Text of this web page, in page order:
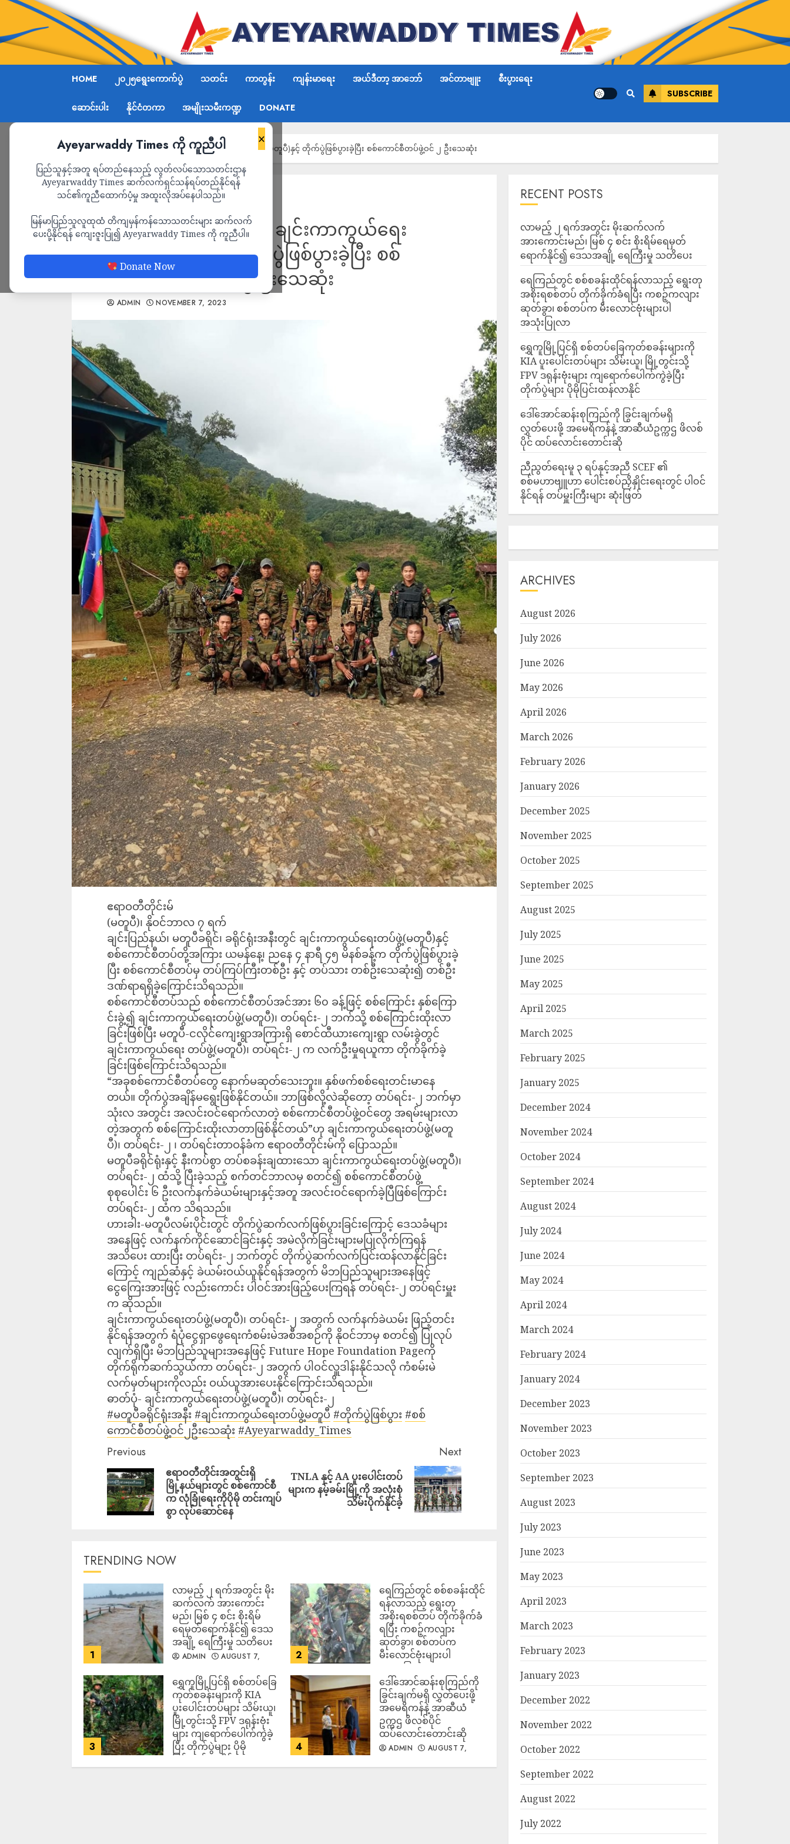
HOME ၂၀၂၅ရွေးကောက်ပွဲ သတင်း ကာတွန်း ကျန်းမာရေး အယ်ဒီတာ့ အာဘော် အင်တာဗျူး စီးပွားရေး
ဆောင်းပါး နိုင်ငံတကာ အမျိုးသမီးကဏ္ဍ DONATE
SUBSCRIBE
×
Ayeyarwaddy Times ကို ကူညီပါ
ပြည်သူနှင့်အတူ ရပ်တည်နေသည့် လွတ်လပ်သောသတင်းဌာန
Ayeyarwaddy Times ဆက်လက်ရှင်သန်ရပ်တည်နိုင်ရန်
သင်၏ကူညီထောက်ပံ့မှု အထူးလိုအပ်နေပါသည်။
မြန်မာပြည်သူလူထုထံ တိကျမှန်ကန်သောသတင်းများ ဆက်လက်
ပေးပို့နိုင်ရန် ကျေးဇူးပြု၍ Ayeyarwaddy Times ကို ကူညီပါ။
Donate Now
Home မတူပီခရိုင်ရုံးအနီးတွင် ချင်းကာကွယ်ရေးတပ်ဖွဲ့(မတူပီ)နှင့် တိုက်ပွဲဖြစ်ပွားခဲ့ပြီး စစ်ကောင်စီတပ်ဖွဲ့ဝင် ၂ ဦးသေဆုံး
သတင်း
မတူပီခရိုင်ရုံးအနီးတွင် ချင်းကာကွယ်ရေး
တပ်ဖွဲ့(မတူပီ)နှင့် တိုက်ပွဲဖြစ်ပွားခဲ့ပြီး စစ်
ကောင်စီတပ်ဖွဲ့ဝင် ၂ ဦးသေဆုံး
ADMIN NOVEMBER 7, 2023
ဧရာဝတီတိုင်းမ်
(မတူပီ)၊ နိုဝင်ဘာလ ၇ ရက်
ချင်းပြည်နယ်၊ မတူပီခရိုင်၊ ခရိုင်ရုံးအနီးတွင် ချင်းကာကွယ်ရေးတပ်ဖွဲ့(မတူပီ)နှင့်
စစ်ကောင်စီတပ်တို့အကြား ယမန်နေ့၊ ညနေ ၄ နာရီ ၄၅ မိနစ်ခန့်က တိုက်ပွဲဖြစ်ပွားခဲ့
ပြီး စစ်ကောင်စီတပ်မှ တပ်ကြပ်ကြီးတစ်ဦး နှင့် တပ်သား တစ်ဦးသေဆုံး၍ တစ်ဦး
ဒဏ်ရာရရှိခဲ့ကြောင်းသိရသည်။
စစ်ကောင်စီတပ်သည် စစ်ကောင်စီတပ်အင်အား ၆၀ ခန့်ဖြင့် စစ်ကြောင်း နှစ်ကြော
င်းခွဲ့၍ ချင်းကာကွယ်ရေးတပ်ဖွဲ့(မတူပီ)၊ တပ်ရင်း-၂ ဘက်သို့ စစ်ကြောင်းထိုးလာ
ခြင်းဖြစ်ပြီး မတူပီ-ငလိုင်ကျေးရွာအကြားရှိ စောင်ထီယားကျေးရွာ လမ်းခွဲတွင်
ချင်းကာကွယ်ရေး တပ်ဖွဲ့(မတူပီ)၊ တပ်ရင်း-၂ က လက်ဦးမှုရယူကာ တိုက်ခိုက်ခဲ့
ခြင်းဖြစ်ကြောင်းသိရသည်။
“အခုစစ်ကောင်စီတပ်တွေ နောက်မဆုတ်သေးဘူး။ နှစ်ဖက်စစ်ရေးတင်းမာနေ
တယ်။ တိုက်ပွဲအချိန်မရွေးဖြစ်နိုင်တယ်။ ဘာဖြစ်လို့လဲဆိုတော့ တပ်ရင်း-၂ ဘက်မှာ
သုံးလ အတွင်း အလင်းဝင်ရောက်လာတဲ့ စစ်ကောင်စီတပ်ဖွဲ့ဝင်တွေ အရမ်းများလာ
တဲ့အတွက် စစ်ကြောင်းထိုးလာတာဖြစ်နိုင်တယ်”ဟု ချင်းကာကွယ်ရေးတပ်ဖွဲ့(မတူ
ပီ)၊ တပ်ရင်း-၂ ၊ တပ်ရင်းတာဝန်ခံက ဧရာဝတီတိုင်းမ်ကို ပြောသည်။
မတူပီခရိုင်ရုံးနှင့် နီးကပ်စွာ တပ်စခန်းချထားသော ချင်းကာကွယ်ရေးတပ်ဖွဲ့(မတူပီ)၊
တပ်ရင်း-၂ ထံသို့ ပြီးခဲ့သည့် စက်တင်ဘာလမှ စတင်၍ စစ်ကောင်စီတပ်ဖွဲ့
စုစုပေါင်း ၆ ဦးလက်နက်ခဲယမ်းများနှင့်အတူ အလင်းဝင်ရောက်ခဲ့ပြီဖြစ်ကြောင်း
တပ်ရင်း-၂ ထံက သိရသည်။
ဟားခါး-မတူပီလမ်းပိုင်းတွင် တိုက်ပွဲဆက်လက်ဖြစ်ပွားခြင်းကြောင့် ‌‌ဒေသခံများ
အနေဖြင့် လက်နက်ကိုင်ဆောင်ခြင်းနှင့် အမဲလိုက်ခြင်းများမပြုလိုက်ကြရန်
အသိပေး ထားပြီး တပ်ရင်း-၂ ဘက်တွင် တိုက်ပွဲဆက်လက်ပြင်းထန်လာနိုင်ခြင်း
ကြောင့် ကျည်ဆံနှင့် ခဲယမ်းဝယ်ယူနိုင်ရန်အတွက် မိဘပြည်သူများအနေဖြင့်
ငွေကြေးအားဖြင့် လည်းကောင်း ပါဝင်အားဖြည့်ပေးကြရန် တပ်ရင်း-၂ တပ်ရင်းမှူး
က ဆိုသည်။
ချင်းကာကွယ်ရေးတပ်ဖွဲ့(မတူပီ)၊ တပ်ရင်း-၂ အတွက် လက်နက်ခဲယမ်း ဖြည့်တင်း
နိုင်ရန်အတွက် ရံပုံငွေရှာဖွေရေးကံစမ်းမဲအစီအစဉ်ကို နိုဝင်ဘာမှ စတင်၍ ပြုလုပ်
လျက်ရှိပြီး မိဘပြည်သူများအနေဖြင့် Future Hope Foundation Pageကို
တိုက်ရိုက်ဆက်သွယ်ကာ တပ်ရင်း-၂ အတွက် ပါဝင်လှူဒါန်းနိုင်သလို ကံစမ်းမဲ
လက်မှတ်များကိုလည်း ဝယ်ယူအားပေးနိုင်ကြောင်းသိရသည်။
ဓာတ်ပုံ- ချင်းကာကွယ်ရေးတပ်ဖွဲ့(မတူပီ)၊ တပ်ရင်း-၂
#မတူပီခရိုင်ရုံးအနီး #ချင်းကာကွယ်ရေးတပ်ဖွဲ့မတူပီ #တိုက်ပွဲဖြစ်ပွား #စစ်
ကောင်စီတပ်ဖွဲ့ဝင်၂ဦးသေဆုံး #Ayeyarwaddy_Times
Previous
ဧရာဝတီတိုင်းအတွင်းရှိ
မြို့နယ်များတွင် စစ်ကောင်စီ
က လုံခြုံရေးကိုပိုမို တင်းကျပ်
စွာ လုပ်ဆောင်နေ
Next
TNLA နှင့် AA ပူးပေါင်းတပ်
များက နမ့်ခမ်းမြို့ကို အလုံးစုံ
သိမ်းပိုက်နိုင်ခဲ့
TRENDING NOW
1
လာမည့် ၂ ရက်အတွင်း မိုး
ဆက်လက် အားကောင်း
မည်၊ မြစ် ၄ စင်း စိုးရိမ်
ရေမှတ်ရောက်နိုင်၍ ဒေသ
အချို့ ရေကြီးမှု သတိပေး
ADMIN
AUGUST 7,
2
ရေကြည်တွင် စစ်စခန်းထိုင်
ရန်လာသည့် ရွေးတု
အစိုးရစစ်တပ် တိုက်ခိုက်ခံ
ရပြီး ကစဉ့်ကလျား
ဆုတ်ခွာ၊ စစ်တပ်က
မီးလောင်ဗုံးများပါ
အသုံးပြုလာ
ADMIN
AUGUST 7,
2026
3
‎ရွှေကူမြို့ပြင်ရှိ စစ်တပ်ခြေ
ကုတ်စခန်းများကို KIA
ပူးပေါင်းတပ်များ သိမ်းယူ၊
မြို့တွင်းသို့ FPV ဒရုန်းဗုံး
များ ကျရောက်ပေါက်ကွဲခဲ့
ပြီး တိုက်ပွဲများ ပိုမို
ပြင်းထန်လာနိုင်
4
ဒေါ်အောင်ဆန်းစုကြည်ကို
ခြွင်းချက်မရှိ လွှတ်ပေးဖို့
အမေရိကန်နဲ့ အာဆီယံ
ဥက္ကဌ ဖိလစ်ပိုင်
ထပ်လောင်းတောင်းဆို
ADMIN
AUGUST 7,
RECENT POSTS
လာမည့် ၂ ရက်အတွင်း မိုးဆက်လက်
အားကောင်းမည်၊ မြစ် ၄ စင်း စိုးရိမ်ရေမှတ်
ရောက်နိုင်၍ ဒေသအချို့ ရေကြီးမှု သတိပေး
ရေကြည်တွင် စစ်စခန်းထိုင်ရန်လာသည့် ရွေးတု
အစိုးရစစ်တပ် တိုက်ခိုက်ခံရပြီး ကစဉ့်ကလျား
ဆုတ်ခွာ၊ စစ်တပ်က မီးလောင်ဗုံးများပါ
အသုံးပြုလာ
‎ရွှေကူမြို့ပြင်ရှိ စစ်တပ်ခြေကုတ်စခန်းများကို
KIA ပူးပေါင်းတပ်များ သိမ်းယူ၊ မြို့တွင်းသို့
FPV ဒရုန်းဗုံးများ ကျရောက်ပေါက်ကွဲခဲ့ပြီး
တိုက်ပွဲများ ပိုမိုပြင်းထန်လာနိုင်
ဒေါ်အောင်ဆန်းစုကြည်ကို ခြွင်းချက်မရှိ
လွှတ်ပေးဖို့ အမေရိကန်နဲ့ အာဆီယံဥက္ကဌ ဖိလစ်
ပိုင် ထပ်လောင်းတောင်းဆို
ညီညွတ်ရေးမူ ၃ ရပ်နှင့်အညီ SCEF ၏
စစ်မဟာဗျူဟာ ပေါင်းစပ်ညှိနှိုင်းရေးတွင် ပါဝင်
နိုင်ရန် တပ်မှူးကြီးများ ဆုံးဖြတ်
ARCHIVES
August 2026
July 2026
June 2026
May 2026
April 2026
March 2026
February 2026
January 2026
December 2025
November 2025
October 2025
September 2025
August 2025
July 2025
June 2025
May 2025
April 2025
March 2025
February 2025
January 2025
December 2024
November 2024
October 2024
September 2024
August 2024
July 2024
June 2024
May 2024
April 2024
March 2024
February 2024
January 2024
December 2023
November 2023
October 2023
September 2023
August 2023
July 2023
June 2023
May 2023
April 2023
March 2023
February 2023
January 2023
December 2022
November 2022
October 2022
September 2022
August 2022
July 2022